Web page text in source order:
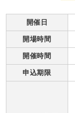
開催日
開場時間
開催時間
申込期限